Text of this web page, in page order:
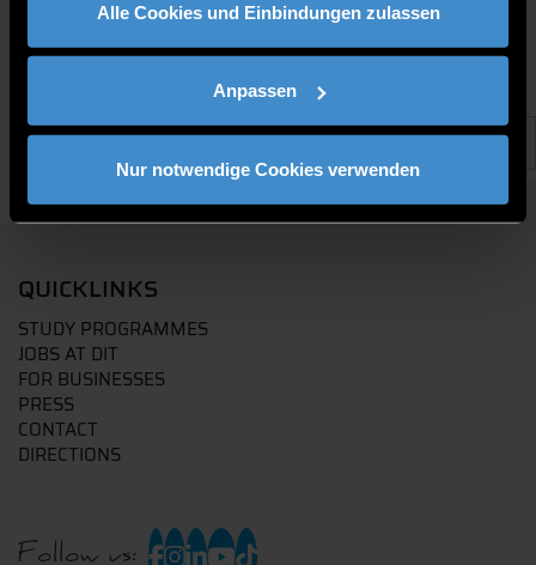
Alle Cookies und Einbindungen zulassen
Anpassen
Nur notwendige Cookies verwenden
QUICKLINKS
STUDY PROGRAMMES
JOBS AT DIT
FOR BUSINESSES
PRESS
CONTACT
DIRECTIONS
Follow us: